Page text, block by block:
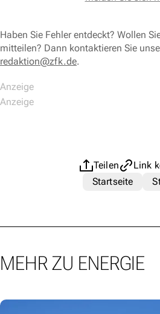
Haben Sie Fehler entdeckt? Wollen
mitteilen? Dann kontaktieren Sie
redaktion@zfk.de.
Teilen
Link
Startseite
MEHR ZU ENERGIE